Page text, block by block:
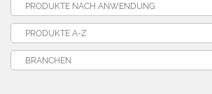
PRODUKTE NACH ANWENDUNG
PRODUKTE A-Z
BRANCHEN